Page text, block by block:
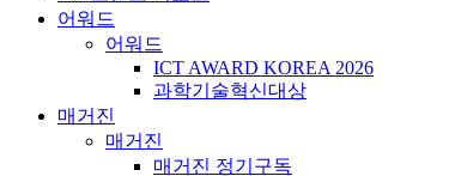
어워드
어워드
ICT AWARD KOREA 2026
과학기술혁신대상
매거진
매거진
매거진 정기구독